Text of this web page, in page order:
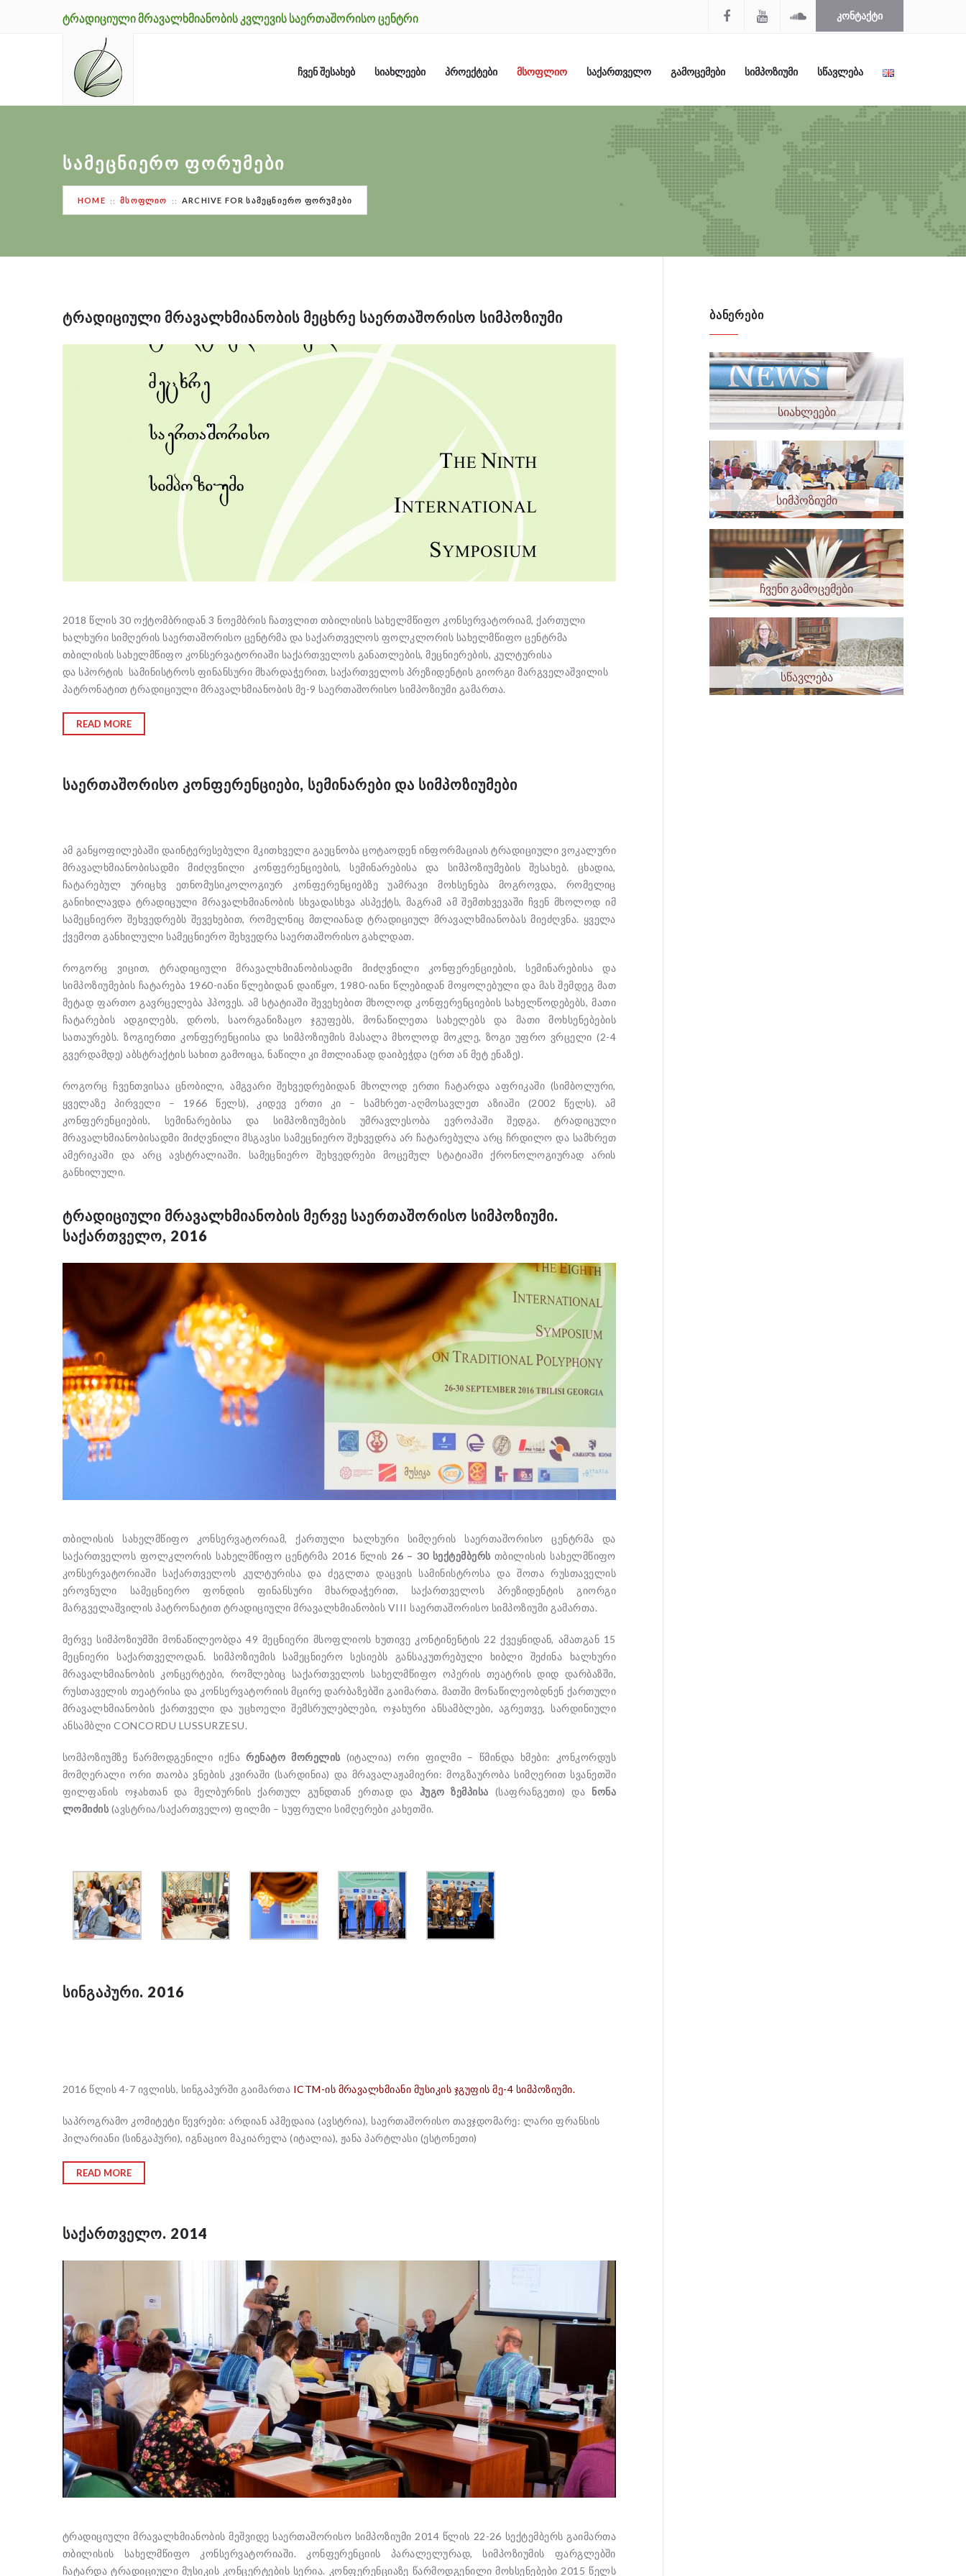
ᲢᲠᲐᲓᲘᲪᲘᲣᲚᲘ ᲛᲠᲐᲕᲐᲚᲮᲛᲘᲐᲜᲝᲑᲘᲡ ᲙᲕᲚᲔᲕᲘᲡ ᲡᲐᲔᲠᲗᲐᲨᲝᲠᲘᲡᲝ ᲪᲔᲜᲢᲠᲘ ᲙᲝᲜᲢᲐᲥᲢᲘ
ᲩᲕᲔᲜ ᲨᲔᲡᲐᲮᲔᲑ ᲡᲘᲐᲮᲚᲔᲔᲑᲘ ᲞᲠᲝᲔᲥᲢᲔᲑᲘ ᲛᲡᲝᲤᲚᲘᲝ ᲡᲐᲥᲐᲠᲗᲕᲔᲚᲝ ᲒᲐᲛᲝᲪᲔᲛᲔᲑᲘ ᲡᲘᲛᲞᲝᲖᲘᲣᲛᲘ ᲡᲬᲐᲕᲚᲔᲑᲐ
ᲡᲐᲛᲔᲪᲜᲘᲔᲠᲝ ᲤᲝᲠᲣᲛᲔᲑᲘ
HOME ᲛᲡᲝᲤᲚᲘᲝ ARCHIVE FOR ᲡᲐᲛᲔᲪᲜᲘᲔᲠᲝ ᲤᲝᲠᲣᲛᲔᲑᲘ
ᲢᲠᲐᲓᲘᲪᲘᲣᲚᲘ ᲛᲠᲐᲕᲐᲚᲮᲛᲘᲐᲜᲝᲑᲘᲡ ᲛᲔᲪᲮᲠᲔ ᲡᲐᲔᲠᲗᲐᲨᲝᲠᲘᲡᲝ ᲡᲘᲛᲞᲝᲖᲘᲣᲛᲘ
2018 წლის 30 ოქტომბრიდან 3 ნოემბრის ჩათვლით თბილისის სახელმწიფო კონსერვატორიამ, ქართული
ხალხური სიმღერის საერთაშორისო ცენტრმა და საქართველოს ფოლკლორის სახელმწიფო ცენტრმა
თბილისის სახელმწიფო კონსერვატორიაში საქართველოს განათლების, მეცნიერების, კულტურისა
და სპორტის სამინისტროს ფინანსური მხარდაჭერით, საქართველოს პრეზიდენტის გიორგი მარგველაშვილის
პატრონატით ტრადიციული მრავალხმიანობის მე-9 საერთაშორისო სიმპოზიუმი გამართა.
READ MORE
ᲡᲐᲔᲠᲗᲐᲨᲝᲠᲘᲡᲝ ᲙᲝᲜᲤᲔᲠᲔᲜᲪᲘᲔᲑᲘ, ᲡᲔᲛᲘᲜᲐᲠᲔᲑᲘ ᲓᲐ ᲡᲘᲛᲞᲝᲖᲘᲣᲛᲔᲑᲘ
ამ განყოფილებაში დაინტერესებული მკითხველი გაეცნობა ცოტაოდენ ინფორმაციას ტრადიციული ვოკალური
მრავალხმიანობისადმი მიძღვნილი კონფერენციების, სემინარებისა და სიმპოზიუმების შესახებ. ცხადია,
ჩატარებულ ურიცხვ ეთნომუსიკოლოგიურ კონფერენციებზე უამრავი მოხსენება მოგროვდა, რომელიც
განიხილავდა ტრადიცული მრავალხმიანობის სხვადასხვა ასპექტს, მაგრამ ამ შემთხვევაში ჩვენ მხოლოდ იმ
სამეცნიერო შეხვედრებს შევეხებით, რომელნიც მთლიანად ტრადიციულ მრავალხმიანობას მიეძღვნა. ყველა
ქვემოთ განხილული სამეცნიერო შეხვედრა საერთაშორისო გახლდათ.
როგორც ვიცით, ტრადიციული მრავალხმიანობისადმი მიძღვნილი კონფერენციების, სემინარებისა და
სიმპოზიუმების ჩატარება 1960-იანი წლებიდან დაიწყო, 1980-იანი წლებიდან მოყოლებული და მას შემდეგ მათ
მეტად ფართო გავრცელება ჰპოვეს. ამ სტატიაში შევეხებით მხოლოდ კონფერენციების სახელწოდებებს, მათი
ჩატარების ადგილებს, დროს, საორგანიზაცო ჯგუფებს, მონაწილეთა სახელებს და მათი მოხსენებების
სათაურებს. ზოგიერთი კონფერენციისა და სიმპოზიუმის მასალა მხოლოდ მოკლე, ზოგი უფრო ვრცელი (2-4
გვერდამდე) აბსტრაქტის სახით გამოიცა, ნაწილი კი მთლიანად დაიბეჭდა (ერთ ან მეტ ენაზე).
როგორც ჩვენთვისაა ცნობილი, ამგვარი შეხვედრებიდან მხოლოდ ერთი ჩატარდა აფრიკაში (სიმბოლური,
ყველაზე პირველი – 1966 წელს), კიდევ ერთი კი – სამხრეთ-აღმოსავლეთ აზიაში (2002 წელს). ამ
კონფერენციების, სემინარებისა და სიმპოზიუმების უმრავლესობა ევროპაში შედგა. ტრადიცული
მრავალხმიანობისადმი მიძღვნილი მსგავსი სამეცნიერო შეხვედრა არ ჩატარებულა არც ჩრდილო და სამხრეთ
ამერიკაში და არც ავსტრალიაში. სამეცნიერო შეხვედრები მოცემულ სტატიაში ქრონოლოგიურად არის
განხილული.
ᲢᲠᲐᲓᲘᲪᲘᲣᲚᲘ ᲛᲠᲐᲕᲐᲚᲮᲛᲘᲐᲜᲝᲑᲘᲡ ᲛᲔᲠᲕᲔ ᲡᲐᲔᲠᲗᲐᲨᲝᲠᲘᲡᲝ ᲡᲘᲛᲞᲝᲖᲘᲣᲛᲘ.
ᲡᲐᲥᲐᲠᲗᲕᲔᲚᲝ, 2016
თბილისის სახელმწიფო კონსერვატორიამ, ქართული ხალხური სიმღერის საერთაშორისო ცენტრმა და
საქართველოს ფოლკლორის სახელმწიფო ცენტრმა 2016 წლის 26 – 30 სექტემბერს თბილისის სახელმწიფო
კონსერვატორიაში საქართველოს კულტურისა და ძეგლთა დაცვის სამინისტროსა და შოთა რუსთაველის
ეროვნული სამეცნიერო ფონდის ფინანსური მხარდაჭერით, საქართველოს პრეზიდენტის გიორგი
მარგველაშვილის პატრონატით ტრადიციული მრავალხმიანობის VIII საერთაშორისო სიმპოზიუმი გამართა.
მერვე სიმპოზიუმში მონაწილეობდა 49 მეცნიერი მსოფლიოს ხუთივე კონტინენტის 22 ქვეყნიდან, ამათგან 15
მეცნიერი საქართველოდან. სიმპოზიუმის სამეცნიერო სესიებს განსაკუთრებული ხიბლი შეძინა ხალხური
მრავალხმიანობის კონცერტები, რომლებიც საქართველოს სახელმწიფო ოპერის თეატრის დიდ დარბაზში,
რუსთაველის თეატრისა და კონსერვატორიის მცირე დარბაზებში გაიმართა. მათში მონაწილეობდნენ ქართული
მრავალხმიანობის ქართველი და უცხოელი შემსრულებლები, ოჯახური ანსამბლები, აგრეთვე, სარდინიული
ანსამბლი CONCORDU LUSSURZESU.
სომპოზიუმზე წარმოდგენილი იქნარენატო მორელის (იტალია) ორი ფილმი – წმინდა ხმები: კონკორდუს
მომღერალი ორი თაობა ვნების კვირაში (სარდინია) და მრავალაჟამიერი: მოგზაურობა სიმღერით სვანეთში
ფილფანის ოჯახთან და მელბურნის ქართულ გუნდთან ერთად და ჰუგო ზემპისა (საფრანგეთი) და ნონა
ლომიძის (ავსტრია/საქართველო) ფილმი – სუფრული სიმღერები კახეთში.
ᲡᲘᲜᲒᲐᲞᲣᲠᲘ. 2016
2016 წლის 4-7 ივლისს, სინგაპურში გაიმართა ICTM-ის მრავალხმიანი მუსიკის ჯგუფის მე-4 სიმპოზიუმი.
საპროგრამო კომიტეტი წევრები: არდიან აჰმედაია (ავსტრია), საერთაშორისო თავჯდომარე: ლარი ფრანსის
ჰილარიანი (სინგაპური), იგნაციო მაკიარელა (იტალია), ჟანა პარტლასი (ესტონეთი)
READ MORE
ᲡᲐᲥᲐᲠᲗᲕᲔᲚᲝ. 2014
ტრადიციული მრავალხმიანობის მეშვიდე საერთაშორისო სიმპოზიუმი 2014 წლის 22-26 სექტემბერს გაიმართა
თბილისის სახელმწიფო კონსერვატორიაში. კონფერენციის პარალელურად, სიმპოზიუმის ფარგლებში
ჩატარდა ტრადიციული მუსიკის კონცერტების სერია. კონფერენციაზე წარმოდგენილი მოხსენებები 2015 წელს
ᲑᲐᲜᲔᲠᲔᲑᲘ
სიახლეები
სიმპოზიუმი
ჩვენი გამოცემები
სწავლება